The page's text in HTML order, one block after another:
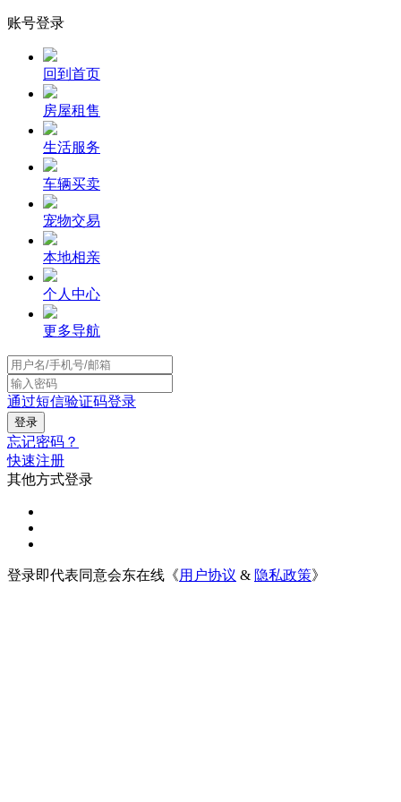
账号登录
回到首页
房屋租售
生活服务
车辆买卖
宠物交易
本地相亲
个人中心
更多导航
通过短信验证码登录
忘记密码？
快速注册
其他方式登录
登录即代表同意会东在线《用户协议 & 隐私政策》